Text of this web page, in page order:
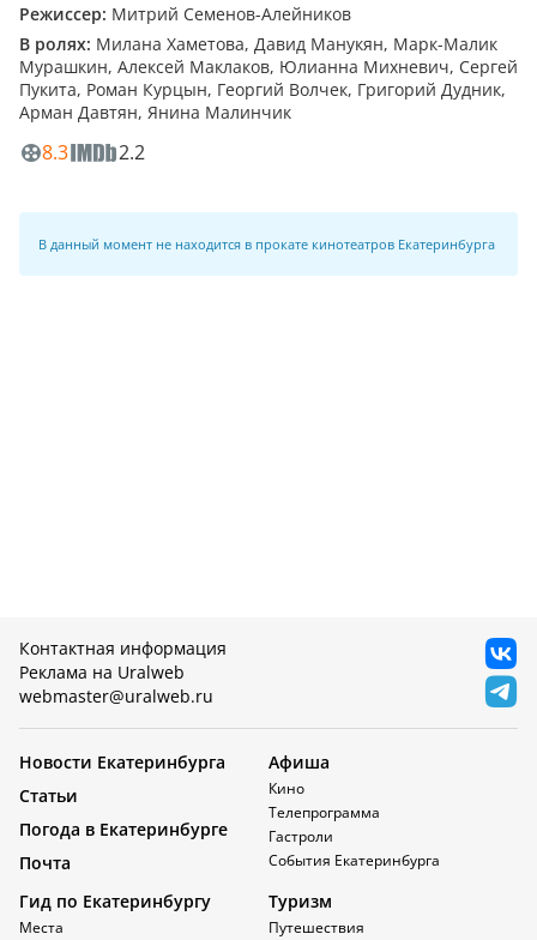
Режиссер: Митрий Семенов-Алейников
В ролях: Милана Хаметова, Давид Манукян, Марк-Малик
Мурашкин, Алексей Маклаков, Юлианна Михневич, Сергей
Пукита, Роман Курцын, Георгий Волчек, Григорий Дудник,
Арман Давтян, Янина Малинчик
8.3 2.2
В данный момент не находится в прокате кинотеатров Екатеринбурга
Контактная информация
Реклама на Uralweb
webmaster@uralweb.ru
Новости Екатеринбурга
Статьи
Погода в Екатеринбурге
Почта
Афиша
Кино
Телепрограмма
Гастроли
События Екатеринбурга
Гид по Екатеринбургу
Места
Туризм
Путешествия